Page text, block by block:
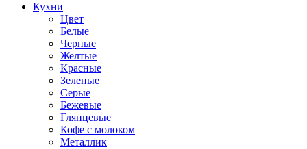
Кухни
Цвет
Белые
Черные
Желтые
Красные
Зеленые
Серые
Бежевые
Глянцевые
Кофе с молоком
Металлик